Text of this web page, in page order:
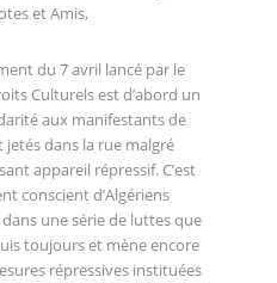
et Amis,
du 7 avril lancé par le
Culturels est d’abord un
aux manifestants de
dans la rue malgré
appareil répressif. C’est
conscient d’Algériens
une série de luttes que
toujours et mène encore
répressives instituées